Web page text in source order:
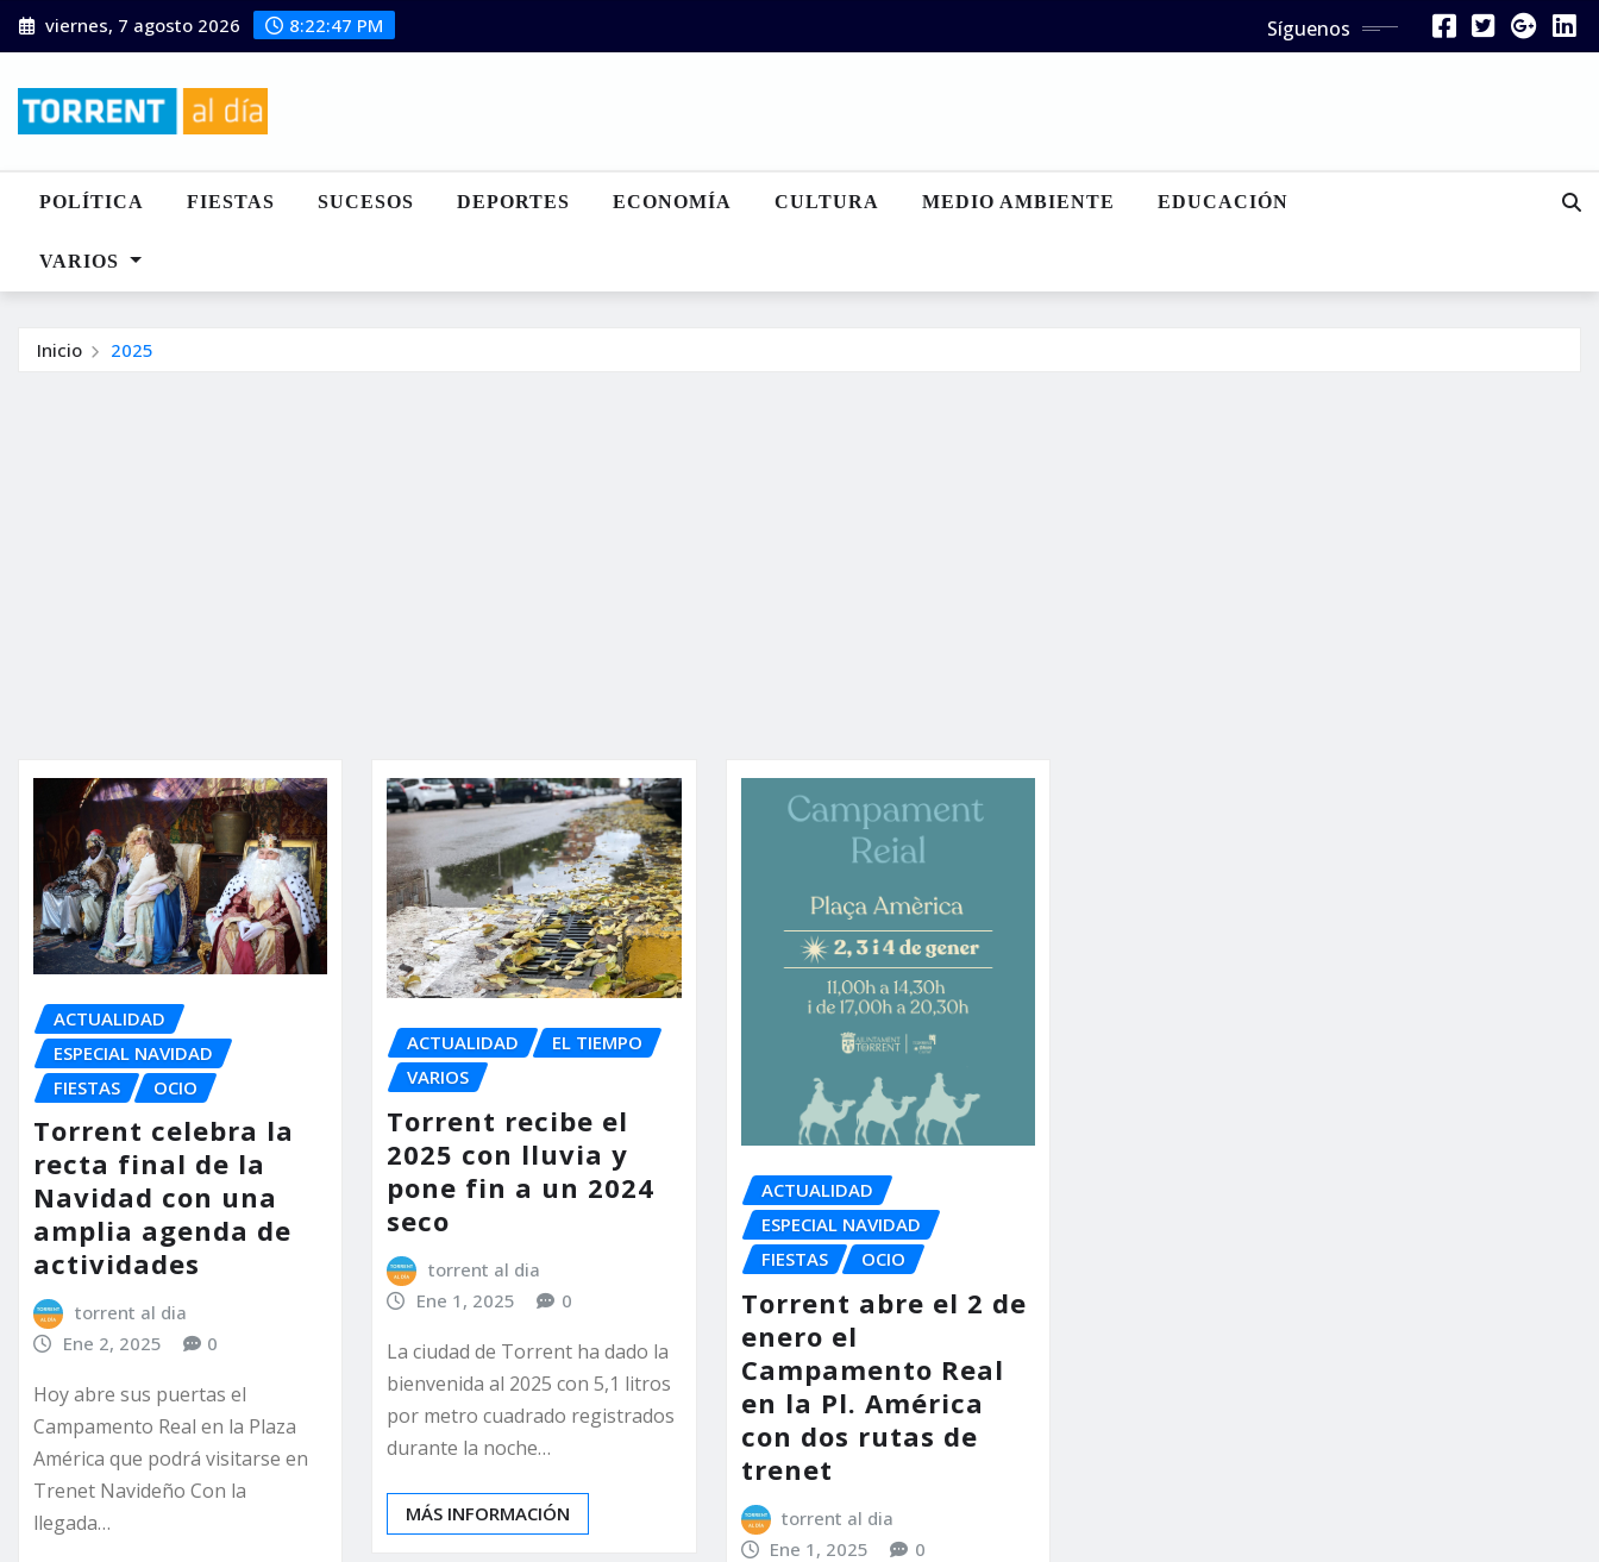
Saltar
al
viernes, 7 agosto 2026 8:22:48 PM Síguenos
POLÍTICA FIESTAS SUCESOS DEPORTES ECONOMÍA CULTURA MEDIO AMBIENTE EDUCACIÓN
VARIOS
Inicio 2025
ACTUALIDAD
ESPECIAL NAVIDAD
FIESTAS
OCIO
Torrent celebra la
recta final de la
Navidad con una
amplia agenda de
actividades
torrent al dia
Ene 2, 2025
0
Hoy abre sus puertas el
Campamento Real en la Plaza
América que podrá visitarse en
Trenet Navideño Con la
llegada…
ACTUALIDAD
EL TIEMPO
VARIOS
Torrent recibe el
2025 con lluvia y
pone fin a un 2024
seco
torrent al dia
Ene 1, 2025
0
La ciudad de Torrent ha dado la
bienvenida al 2025 con 5,1 litros
por metro cuadrado registrados
durante la noche…
MÁS INFORMACIÓN
ACTUALIDAD
ESPECIAL NAVIDAD
FIESTAS
OCIO
Torrent abre el 2 de
enero el
Campamento Real
en la Pl. América
con dos rutas de
trenet
torrent al dia
Ene 1, 2025
0